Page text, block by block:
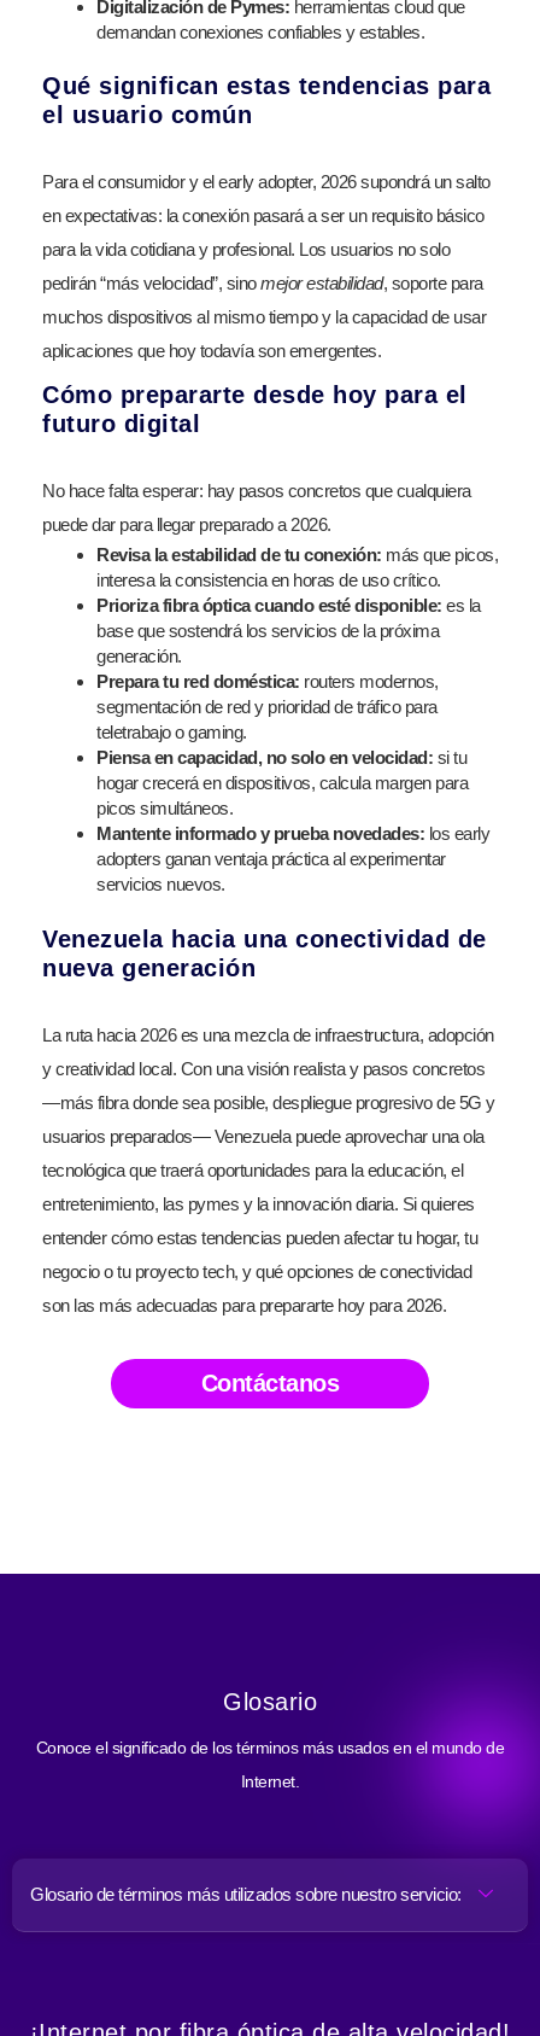
Digitalización de Pymes: herramientas cloud que
demandan conexiones confiables y estables.
Qué significan estas tendencias para
el usuario común
Para el consumidor y el early adopter, 2026 supondrá un salto
en expectativas: la conexión pasará a ser un requisito básico
para la vida cotidiana y profesional. Los usuarios no solo
pedirán “más velocidad”, sinomejor estabilidad, soporte para
muchos dispositivos al mismo tiempo y la capacidad de usar
aplicaciones que hoy todavía son emergentes.
Cómo prepararte desde hoy para el
futuro digital
No hace falta esperar: hay pasos concretos que cualquiera
puede dar para llegar preparado a 2026.
Revisa la estabilidad de tu conexión: más que picos,
interesa la consistencia en horas de uso crítico.
Prioriza fibra óptica cuando esté disponible: es la
base que sostendrá los servicios de la próxima
generación.
Prepara tu red doméstica: routers modernos,
segmentación de red y prioridad de tráfico para
teletrabajo o gaming.
Piensa en capacidad, no solo en velocidad: si tu
hogar crecerá en dispositivos, calcula margen para
picos simultáneos.
Mantente informado y prueba novedades: los early
adopters ganan ventaja práctica al experimentar
servicios nuevos.
Venezuela hacia una conectividad de
nueva generación
La ruta hacia 2026 es una mezcla de infraestructura, adopción
y creatividad local. Con una visión realista y pasos concretos
—más fibra donde sea posible, despliegue progresivo de 5G y
usuarios preparados— Venezuela puede aprovechar una ola
tecnológica que traerá oportunidades para la educación, el
entretenimiento, las pymes y la innovación diaria. Si quieres
entender cómo estas tendencias pueden afectar tu hogar, tu
negocio o tu proyecto tech, y qué opciones de conectividad
son las más adecuadas para prepararte hoy para 2026.
Contáctanos
Glosario
Conoce el significado de los términos más usados en el mundo de
Internet.
Glosario de términos más utilizados sobre nuestro servicio: